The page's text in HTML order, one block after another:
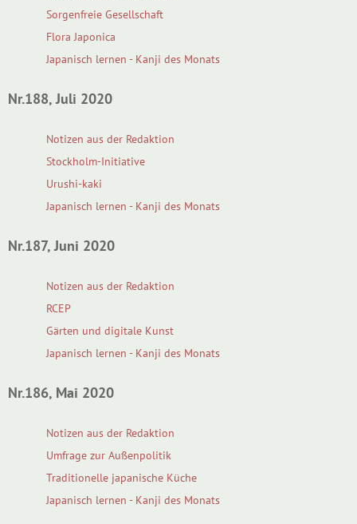
Sorgenfreie Gesellschaft
Flora Japonica
Japanisch lernen - Kanji des Monats
Nr.188, Juli 2020
Notizen aus der Redaktion
Stockholm-Initiative
Urushi-kaki
Japanisch lernen - Kanji des Monats
Nr.187, Juni 2020
Notizen aus der Redaktion
RCEP
Gärten und digitale Kunst
Japanisch lernen - Kanji des Monats
Nr.186, Mai 2020
Notizen aus der Redaktion
Umfrage zur Außenpolitik
Traditionelle japanische Küche
Japanisch lernen - Kanji des Monats